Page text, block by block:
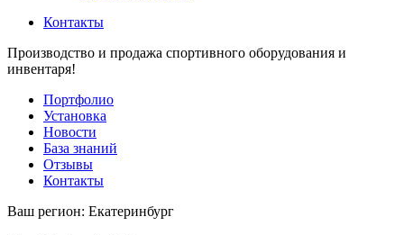
Контакты
Производство и продажа спортивного оборудования и
инвентаря!
Портфолио
Установка
Новости
База знаний
Отзывы
Контакты
Ваш регион: Екатеринбург